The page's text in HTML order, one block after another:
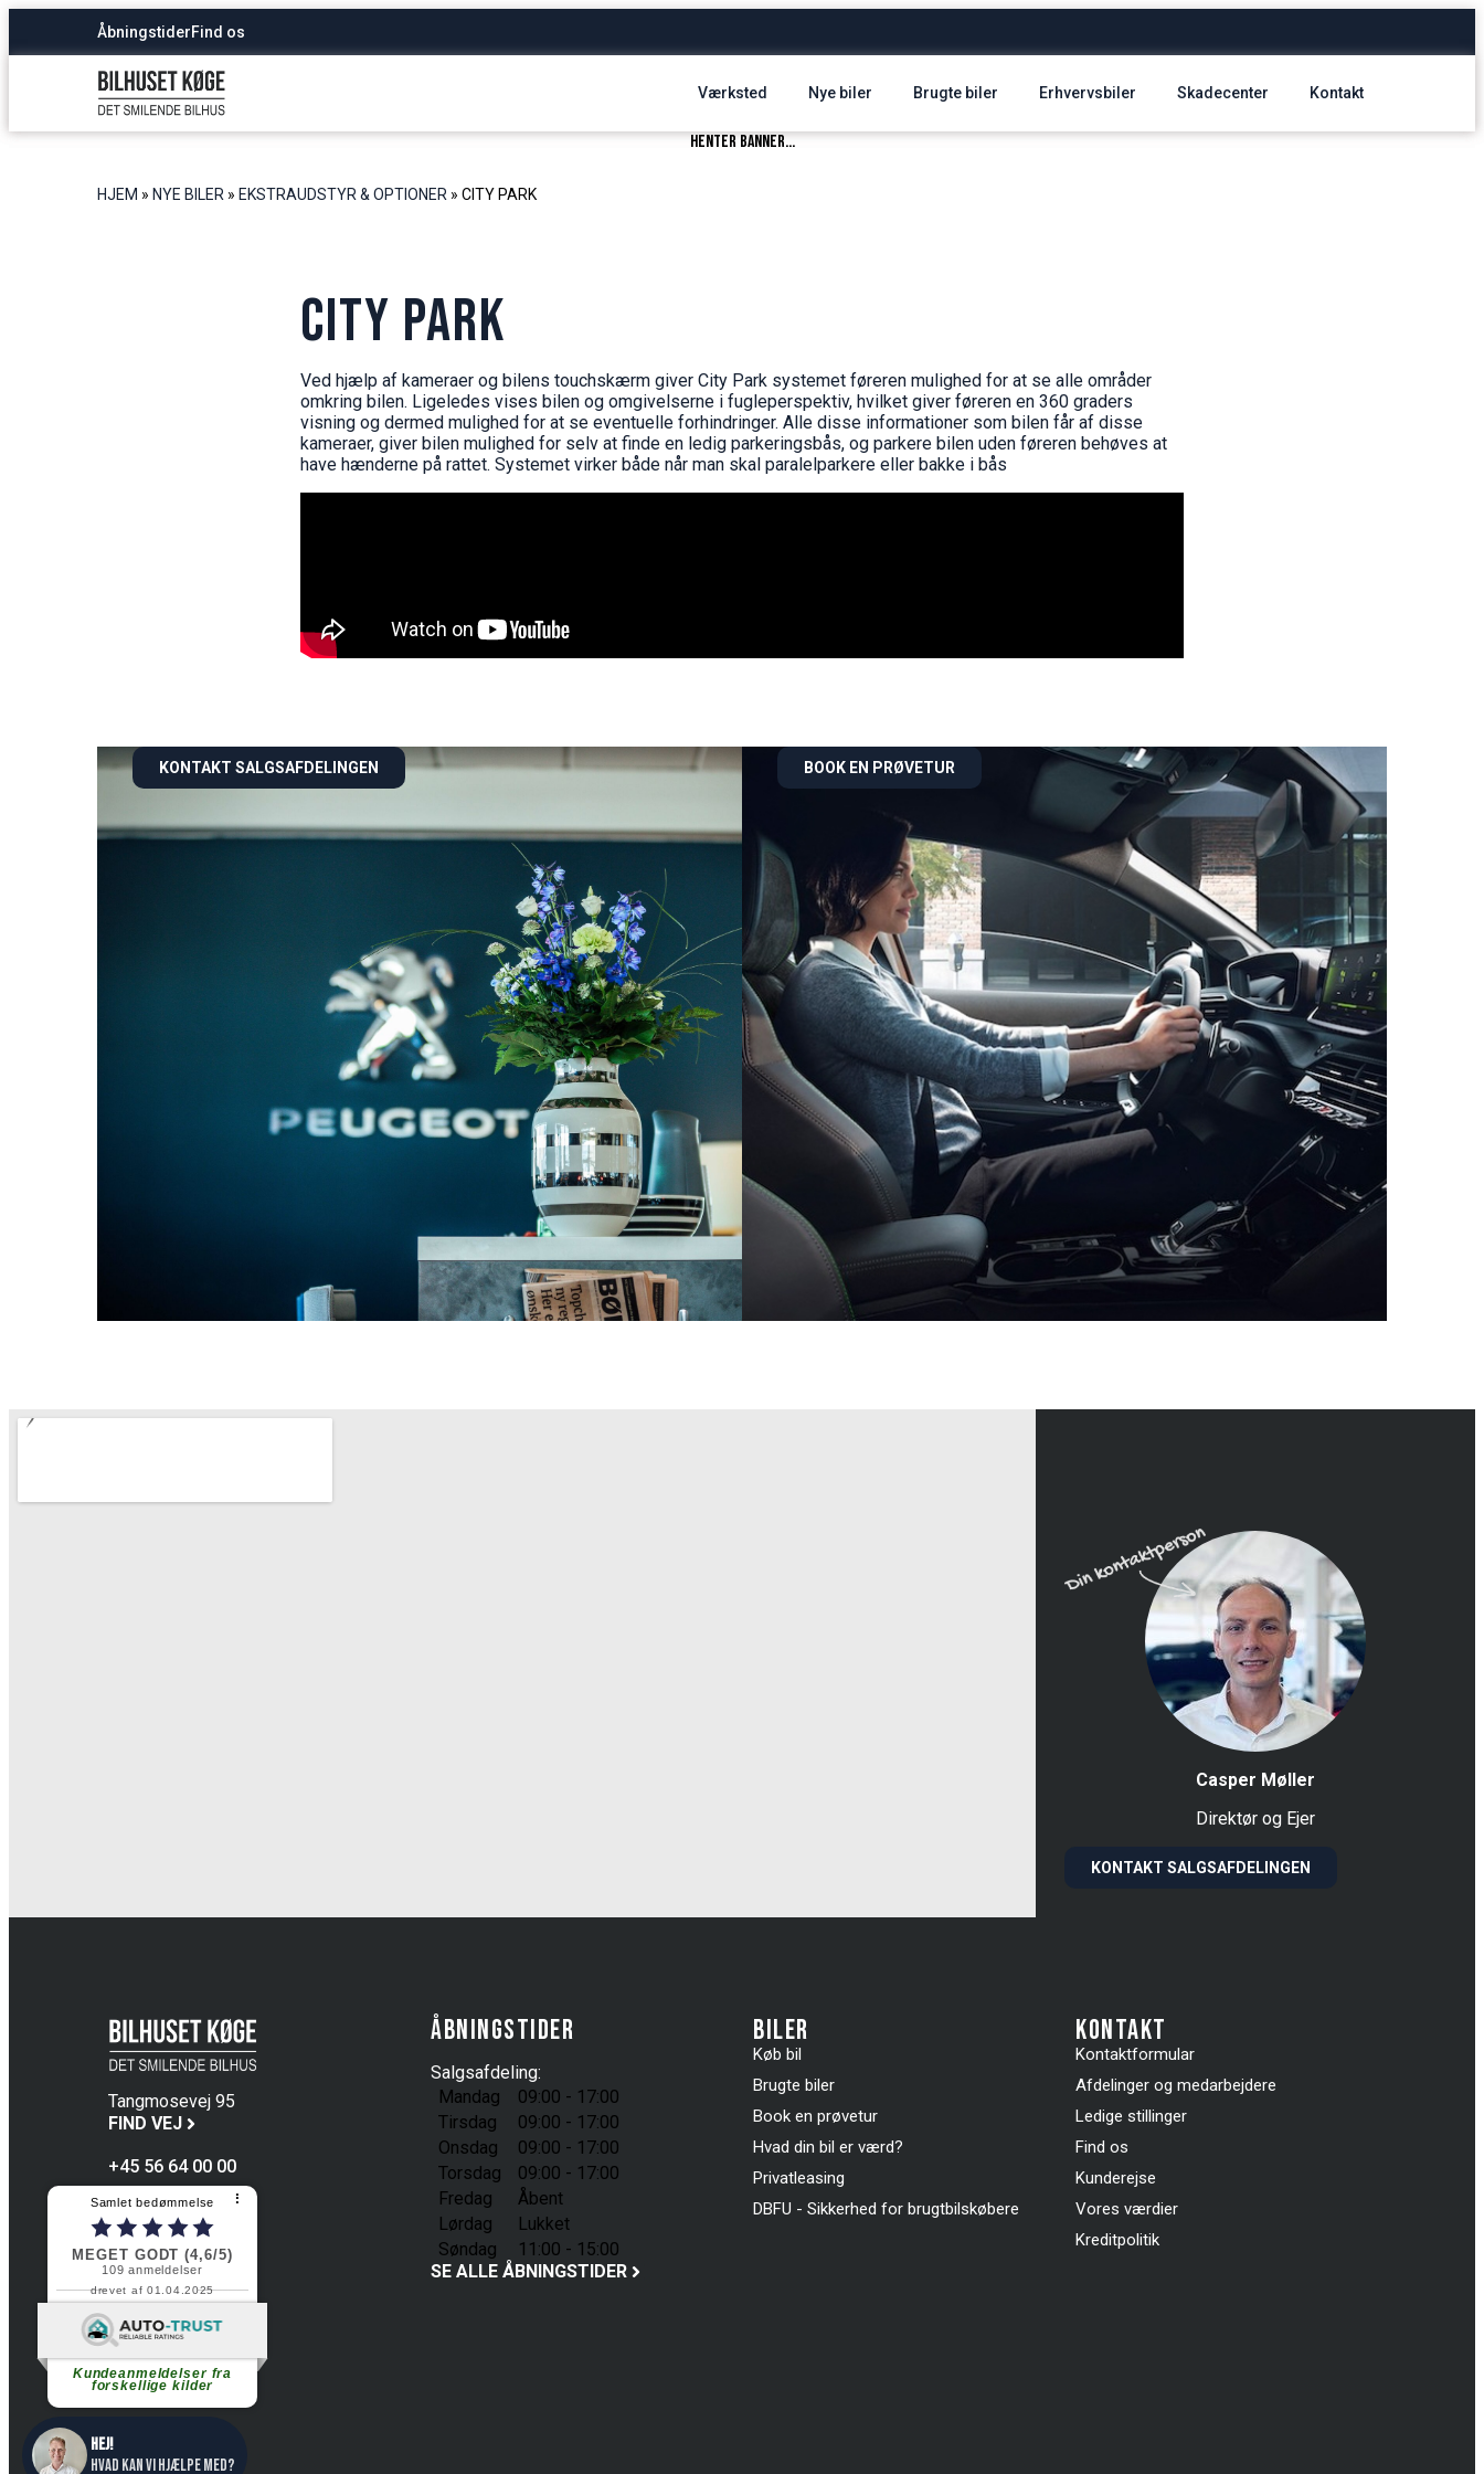
ÅbningstiderFind os
Værksted Nye biler Brugte biler Erhvervsbiler Skadecenter Kontakt
henter banner...
HJEM » NYE BILER » EKSTRAUDSTYR & OPTIONER » CITY PARK
CITY PARK
Ved hjælp af kameraer og bilens touchskærm giver City Park systemet føreren mulighed for at se alle områder
omkring bilen. Ligeledes vises bilen og omgivelserne i fugleperspektiv, hvilket giver føreren en 360 graders
visning og dermed mulighed for at se eventuelle forhindringer. Alle disse informationer som bilen får af disse
kameraer, giver bilen mulighed for selv at finde en ledig parkeringsbås, og parkere bilen uden føreren behøves at
have hænderne på rattet. Systemet virker både når man skal paralelparkere eller bakke i bås
KONTAKT SALGSAFDELINGEN BOOK EN PRØVETUR
Casper Møller
Direktør og Ejer
KONTAKT SALGSAFDELINGEN
Tangmosevej 95
4600 Køge
FIND VEJ
+45 56 64 00 00
Samlet bedømmelse ⠇
MEGET GODT (4,6/5)
109anmeldelser
drevet af 01.04.2025
Kundeanmeldelser fra
forskellige kilder
Fortsæt med at læse
Åbningstider
Salgsafdeling:
Mandag
09:00 - 17:00
Tirsdag
09:00 - 17:00
Onsdag
09:00 - 17:00
Torsdag
09:00 - 17:00
Fredag
Åbent
Lørdag
Lukket
Søndag
11:00 - 15:00
SE ALLE ÅBNINGSTIDER
Biler
Køb bil
Brugte biler
Book en prøvetur
Hvad din bil er værd?
Privatleasing
DBFU - Sikkerhed for brugtbilskøbere
kontakt
Kontaktformular
Afdelinger og medarbejdere
Ledige stillinger
Find os
Kunderejse
Vores værdier
Kreditpolitik